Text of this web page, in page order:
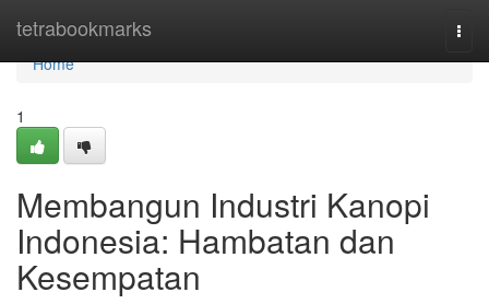
tetrabookmarks
Home
Home
1
Membangun Industri Kanopi
Indonesia: Hambatan dan
Kesempatan